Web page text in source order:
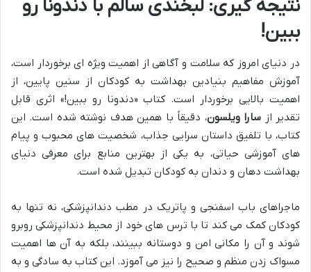
نتیجه گیری: لبخندی سالم با دندونا رو
ببین!
در دنیای امروز که سلامت و آگاهی از اهمیت ویژه ای برخوردار است،
آموزش مفاهیم بنیادین بهداشت به کودکان از سنین پایین، از
اهمیت بالایی برخوردار است. کتاب «دندونا رو ببین!» اثری قابل
تقدیر از سارا ویلسون، دقیقاً با همین هدف نوشته شده است. این
کتاب، با تلفیق داستان سرایی جذاب، شخصیت های محبوب و پیام
های آموزشی حیاتی، به یکی از بهترین منابع برای معرفی دنیای
بهداشت دهان و دندان به کودکان تبدیل شده است.
ماجراهای باب اسفنجی و پاتریک در مطب دندانپزشکی، نه تنها به
کودکان کمک می کند تا با ترس های خود از محیط دندانپزشکی روبرو
شوند و آن را مکانی امن و دوستانه ببینند، بلکه به آن ها اهمیت
مسواک زدن منظم و صحیح را نیز می آموزد. این کتاب به سادگی و به